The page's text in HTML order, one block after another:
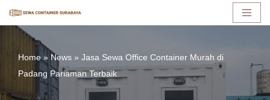
Lompat
konten
Home » News » Jasa Sewa Office Container Murah di
Padang Pariaman Terbaik